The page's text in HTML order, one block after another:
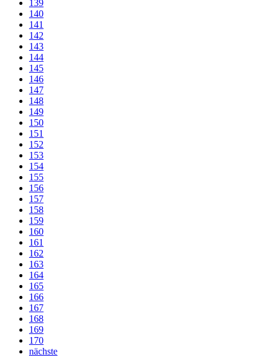
139
140
141
142
143
144
145
146
147
148
149
150
151
152
153
154
155
156
157
158
159
160
161
162
163
164
165
166
167
168
169
170
nächste